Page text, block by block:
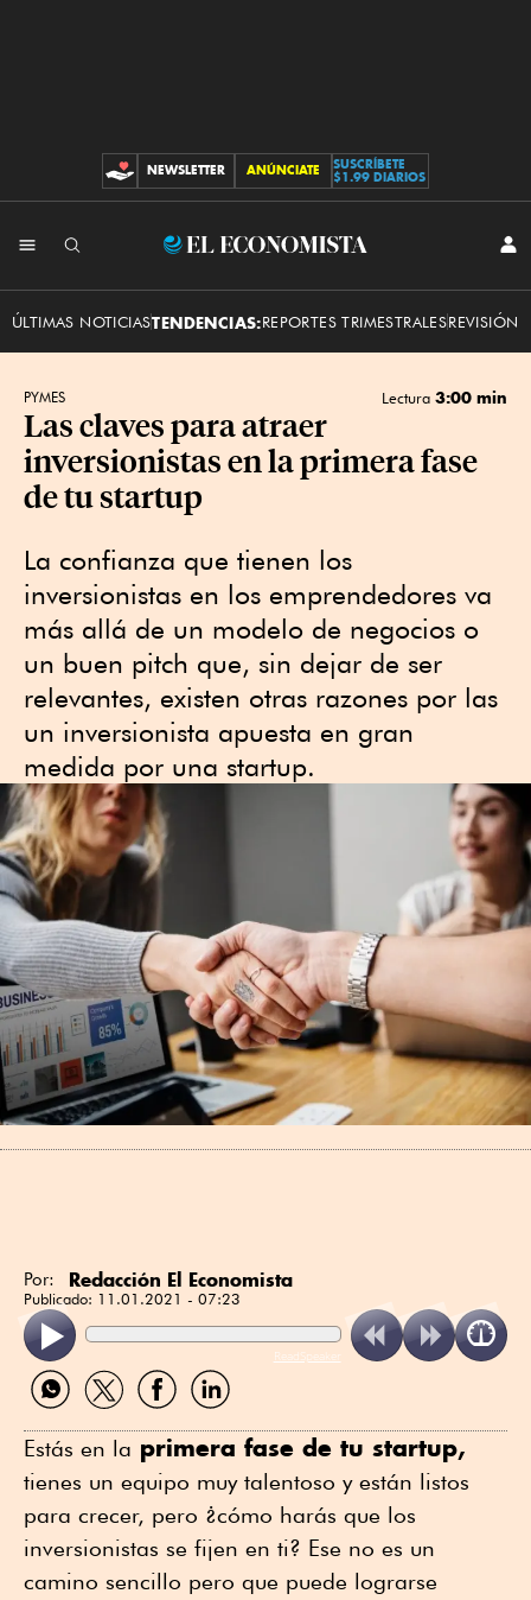
CONTRIBUCIONES
NEWSLETTER ANÚNCIATE
SUSCRÍBETE
$1.99 DIARIOS
El
ÚLTIMAS NOTICIASTENDENCIAS:REPORTES TRIMESTRALESREVISIÓN
PYMES Lectura 3:00 min
Las claves para atraer
inversionistas en la primera fase
de tu startup
La confianza que tienen los
inversionistas en los emprendedores va
más allá de un modelo de negocios o
un buen pitch que, sin dejar de ser
relevantes, existen otras razones por las
un inversionista apuesta en gran
medida por una startup.
Por: Redacción El Economista
Publicado: 11.01.2021 - 07:23
ReadSpeaker
Compartir
por
Compartir
por
Compartir
por
Compartir
por
Estás en la primera fase de tu startup,
tienes un equipo muy talentoso y están listos
para crecer, pero ¿cómo harás que los
inversionistas se fijen en ti? Ese no es un
camino sencillo pero que puede lograrse